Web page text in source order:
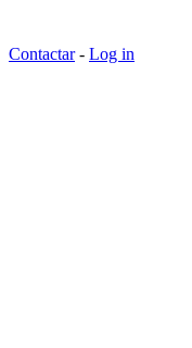
Contactar- Log in